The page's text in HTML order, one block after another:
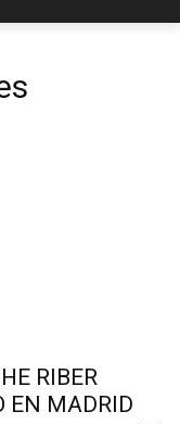
RIBER
EN MADRID